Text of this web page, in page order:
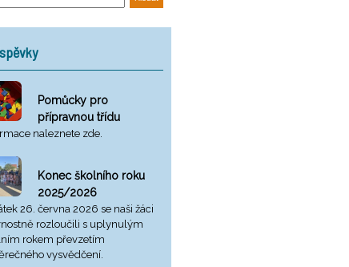
Pomůcky pro
přípravnou třídu
naleznete zde.
Konec školního roku
2025/2026
26. června 2026 se naši žáci
rozloučili s uplynulým
rokem převzetím
vysvědčení.